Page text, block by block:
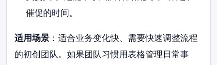
催促的时间。
适用场景 ：适合业务变化快、需要快速调整流程
的初创团队。如果团队习惯用表格管理日常事